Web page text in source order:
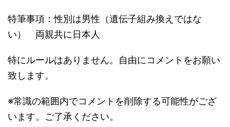
特筆事項：性別は男性（遺伝子組み換えではな
い） 両親共に日本人
特にルールはありません。自由にコメントをお願い
致します。
※常識の範囲内でコメントを削除する可能性がござ
います。ご了承ください。